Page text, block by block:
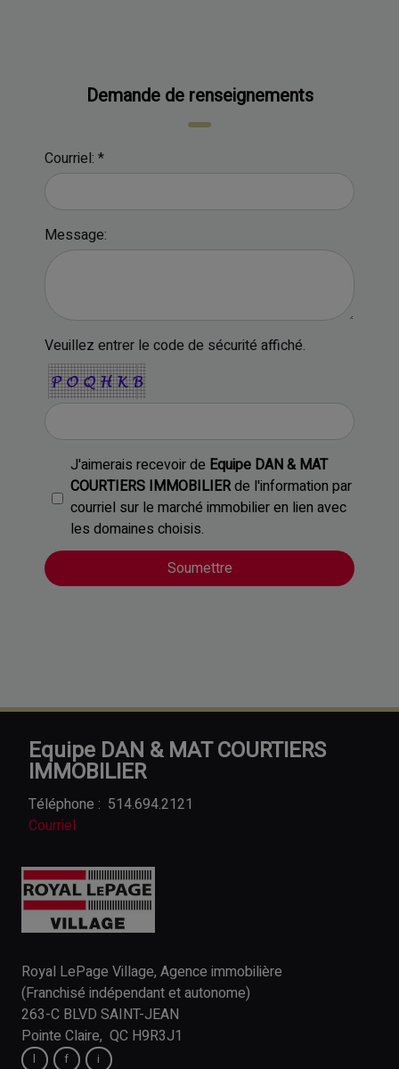
Demande de renseignements
Courriel: *
Message:
Veuillez entrer le code de sécurité affiché.
J'aimerais recevoir de Equipe DAN & MAT
COURTIERS IMMOBILIERde l'information par
courriel sur le marché immobilier en lien avec
les domaines choisis.
Equipe DAN & MAT COURTIERS
IMMOBILIER
Téléphone : 514.694.2121
Courriel
Royal LePage Village, Agence immobilière
(Franchisé indépendant et autonome)
263-C BLVD SAINT-JEAN
Pointe Claire, QC H9R3J1